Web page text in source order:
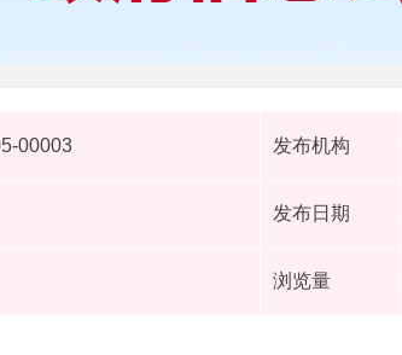
00003 发布机构
发布日期
浏览量